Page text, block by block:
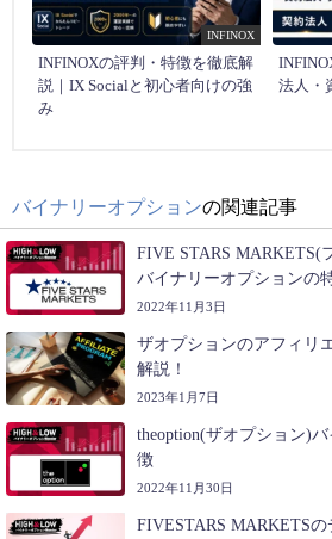
INFINOX
INFINOXの評判・特徴を徹底解
説｜IX Socialと初心者向けの強
み
法人・
バイナリーオプションの関連記事
FIVE STARS MARKETS(
バイナリーオプションの
2022年11月3日
ザオプションのアフィリ
解説！
2023年1月7日
theoption(ザオプション)
徴
2022年11月30日
FIVESTARS MARKETS